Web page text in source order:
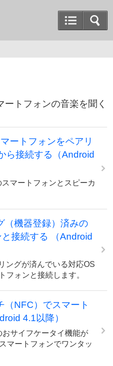
トフォンの音楽を聞く
ートフォンをペアリ
ら接続する（Android
マートフォンとスピーカ
（機器登録）済みの
接続する （Android
ングが済んでいる対応OS
フォンと接続します。
（NFC）でスマート
4.1以降）
サイフケータイ機能が
マートフォンでワンタッ